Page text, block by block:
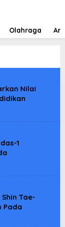
Olahraga
Nilai
1
Tae-
Pada